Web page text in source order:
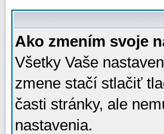
Ako zmením svoje
Všetky Vaše
zmene stačí stlačiť
časti stránky, ale
nastavenia.